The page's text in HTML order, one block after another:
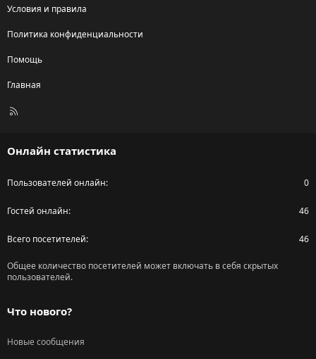
Условия и правила
Политика конфиденциальности
Помощь
Главная
R
Онлайн статистика
Пользователей онлайн 0
Гостей онлайн 46
Всего посетителей 46
Общее количество посетителей может включать в себя скрытых
пользователей.
Что нового?
Новые сообщения